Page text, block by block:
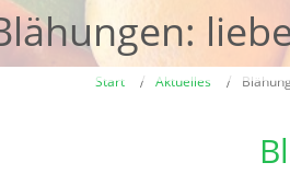
Start Aktuelles